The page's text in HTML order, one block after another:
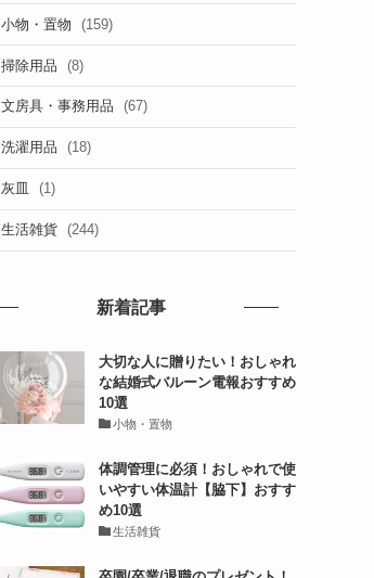
小物・置物 (159)
掃除用品 (8)
文房具・事務用品 (67)
洗濯用品 (18)
灰皿 (1)
生活雑貨 (244)
新着記事
大切な人に贈りたい！おしゃれ
な結婚式バルーン電報おすすめ
10選
小物・置物
体調管理に必須！おしゃれで使
いやすい体温計【脇下】おすす
め10選
生活雑貨